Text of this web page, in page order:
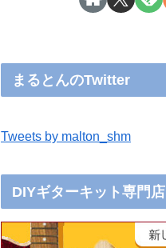
まるとんのTwitter
Tweets by malton_shm
DIYギターキット専門店